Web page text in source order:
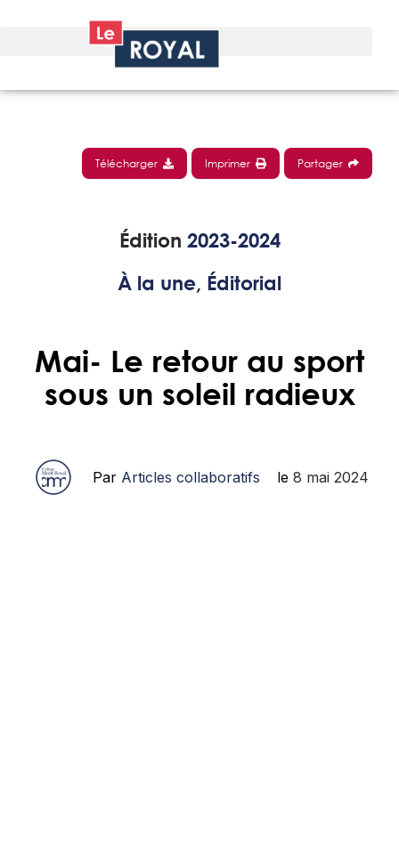
Télécharger Imprimer Partager
Édition 2023-2024
À la une, Éditorial
Mai- Le retour au sport
sous un soleil radieux
ParArticles collaboratifs le 8 mai 2024